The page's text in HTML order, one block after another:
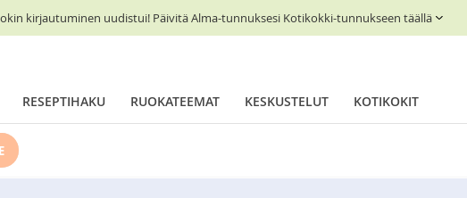
kirjautuminen uudistui! Päivitä Alma-tunnuksesi Kotikokki-tunnukseen täällä
RESEPTIHAKU RUOKATEEMAT KESKUSTELUT KOTIKOKIT